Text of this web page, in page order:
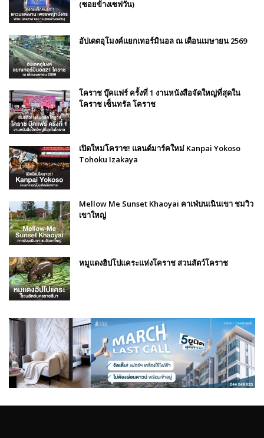
(ซอยข้างเซฟวัน)
อัปเดตอุโมงค์แยกเทอร์มินอล ณ เดือนเมษายน 2569
โคราช บุ๊คแฟร์​ ครั้งที่​ 1 งานหนังสือจัดใหญ่ที่สุดใน
โคราช เซ็นทรัล โคราช
เปิดใหม่โคราช! แลนด์มาร์คใหม่ Kanpai Yokoso
Tohoku Izakaya
Mellow Me Sunset Khaoyai คาเฟ่บนเนินเขา ชมวิว
เขาใหญ่
หมูแดงฮิปโปแคระแห่งโคราช สวนสัตว์โคราช